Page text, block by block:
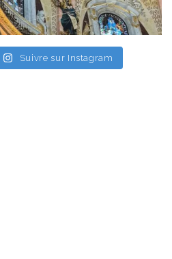
Suivre sur Instagram